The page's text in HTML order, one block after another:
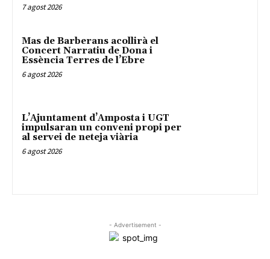
7 agost 2026
Mas de Barberans acollirà el
Concert Narratiu de Dona i
Essència Terres de l’Ebre
6 agost 2026
L’Ajuntament d’Amposta i UGT
impulsaran un conveni propi per
al servei de neteja viària
6 agost 2026
- Advertisement -